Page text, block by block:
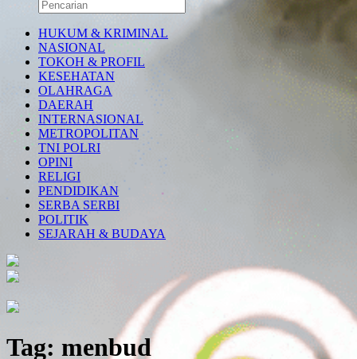
HUKUM & KRIMINAL
NASIONAL
TOKOH & PROFIL
KESEHATAN
OLAHRAGA
DAERAH
INTERNASIONAL
METROPOLITAN
TNI POLRI
OPINI
RELIGI
PENDIDIKAN
SERBA SERBI
POLITIK
SEJARAH & BUDAYA
Tag: menbud